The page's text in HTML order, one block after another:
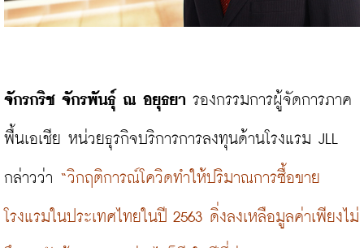
จักรกริช จักรพันธุ์ ณ อยุธยา รองกรรมการผู้จัดการภาค
พื้นเอเชีย หน่วยธุรกิจบริการการลงทุนด้านโรงแรม JLL
กล่าวว่า “วิกฤติการณ์โควิดทำให้ปริมาณการซื้อขาย
โรงแรมในประเทศไทยในปี 2563 ดิ่งลงเหลือมูลค่าเพียงไม่